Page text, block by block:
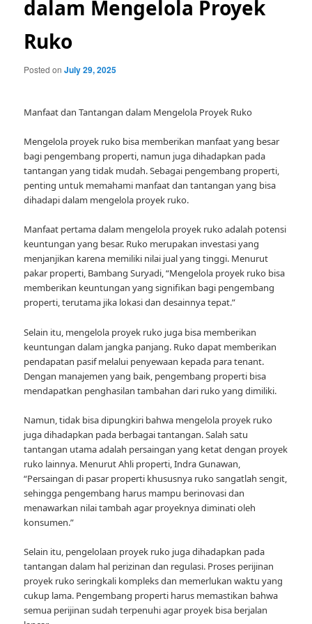
dalam Mengelola Proyek
Ruko
Posted onJuly 29, 2025
Manfaat dan Tantangan dalam Mengelola Proyek Ruko
Mengelola proyek ruko bisa memberikan manfaat yang besar
bagi pengembang properti, namun juga dihadapkan pada
tantangan yang tidak mudah. Sebagai pengembang properti,
penting untuk memahami manfaat dan tantangan yang bisa
dihadapi dalam mengelola proyek ruko.
Manfaat pertama dalam mengelola proyek ruko adalah potensi
keuntungan yang besar. Ruko merupakan investasi yang
menjanjikan karena memiliki nilai jual yang tinggi. Menurut
pakar properti, Bambang Suryadi, “Mengelola proyek ruko bisa
memberikan keuntungan yang signifikan bagi pengembang
properti, terutama jika lokasi dan desainnya tepat.”
Selain itu, mengelola proyek ruko juga bisa memberikan
keuntungan dalam jangka panjang. Ruko dapat memberikan
pendapatan pasif melalui penyewaan kepada para tenant.
Dengan manajemen yang baik, pengembang properti bisa
mendapatkan penghasilan tambahan dari ruko yang dimiliki.
Namun, tidak bisa dipungkiri bahwa mengelola proyek ruko
juga dihadapkan pada berbagai tantangan. Salah satu
tantangan utama adalah persaingan yang ketat dengan proyek
ruko lainnya. Menurut Ahli properti, Indra Gunawan,
“Persaingan di pasar properti khususnya ruko sangatlah sengit,
sehingga pengembang harus mampu berinovasi dan
menawarkan nilai tambah agar proyeknya diminati oleh
konsumen.”
Selain itu, pengelolaan proyek ruko juga dihadapkan pada
tantangan dalam hal perizinan dan regulasi. Proses perijinan
proyek ruko seringkali kompleks dan memerlukan waktu yang
cukup lama. Pengembang properti harus memastikan bahwa
semua perijinan sudah terpenuhi agar proyek bisa berjalan